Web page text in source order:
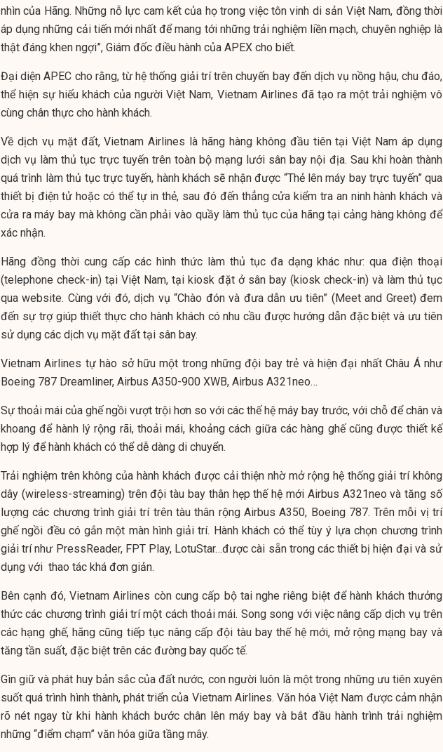
nhìn của Hãng. Những nỗ lực cam kết của họ trong việc tôn vinh di sản Việt Nam, đồng thời
áp dụng những cải tiến mới nhất để mang tới những trải nghiệm liền mạch, chuyên nghiệp là
thật đáng khen ngợi”, Giám đốc điều hành của APEX cho biết.
Đại diện APEC cho rằng, từ hệ thống giải trí trên chuyến bay đến dịch vụ nồng hậu, chu đáo,
thể hiện sự hiếu khách của người Việt Nam, Vietnam Airlines đã tạo ra một trải nghiệm vô
cùng chân thực cho hành khách.
Về dịch vụ mặt đất, Vietnam Airlines là hãng hàng không đầu tiên tại Việt Nam áp dụng
dịch vụ làm thủ tục trực tuyến trên toàn bộ mạng lưới sân bay nội địa. Sau khi hoàn thành
quá trình làm thủ tục trực tuyến, hành khách sẽ nhận được “Thẻ lên máy bay trực tuyến” qua
thiết bị điện tử hoặc có thể tự in thẻ, sau đó đến thẳng cửa kiểm tra an ninh hành khách và
cửa ra máy bay mà không cần phải vào quầy làm thủ tục của hãng tại cảng hàng không để
xác nhận.
Hãng đồng thời cung cấp các hình thức làm thủ tục đa dạng khác như: qua điện thoại
(telephone check-in) tại Việt Nam, tại kiosk đặt ở sân bay (kiosk check-in) và làm thủ tục
qua website. Cùng với đó, dịch vụ “Chào đón và đưa dẫn ưu tiên” (Meet and Greet) đem
đến sự trợ giúp thiết thực cho hành khách có nhu cầu được hướng dẫn đặc biệt và ưu tiên
sử dụng các dịch vụ mặt đất tại sân bay.
Vietnam Airlines tự hào sở hữu một trong những đội bay trẻ và hiện đại nhất Châu Á như
Boeing 787 Dreamliner, Airbus A350-900 XWB, Airbus A321neo…
Sự thoải mái của ghế ngồi vượt trội hơn so với các thế hệ máy bay trước, với chỗ để chân và
khoang để hành lý rộng rãi, thoải mái, khoảng cách giữa các hàng ghế cũng được thiết kế
hợp lý để hành khách có thể dễ dàng di chuyển.
Trải nghiệm trên không của hành khách được cải thiện nhờ mở rộng hệ thống giải trí không
dây (wireless-streaming) trên đội tàu bay thân hẹp thế hệ mới Airbus A321neo và tăng số
lượng các chương trình giải trí trên tàu thân rộng Airbus A350, Boeing 787. Trên mỗi vị trí
ghế ngồi đều có gắn một màn hình giải trí. Hành khách có thể tùy ý lựa chọn chương trình
giải trí như PressReader, FPT Play, LotuStar…được cài sẵn trong các thiết bị hiện đại và sử
dụng với thao tác khá đơn giản.
Bên cạnh đó, Vietnam Airlines còn cung cấp bộ tai nghe riêng biệt để hành khách thưởng
thức các chương trình giải trí một cách thoải mái. Song song với việc nâng cấp dịch vụ trên
các hạng ghế, hãng cũng tiếp tục nâng cấp đội tàu bay thế hệ mới, mở rộng mạng bay và
tăng tần suất, đặc biệt trên các đường bay quốc tế.
Gìn giữ và phát huy bản sắc của đất nước, con người luôn là một trong những ưu tiên xuyên
suốt quá trình hình thành, phát triển của Vietnam Airlines. Văn hóa Việt Nam được cảm nhận
rõ nét ngay từ khi hành khách bước chân lên máy bay và bắt đầu hành trình trải nghiệm
những “điểm chạm” văn hóa giữa tầng mây.